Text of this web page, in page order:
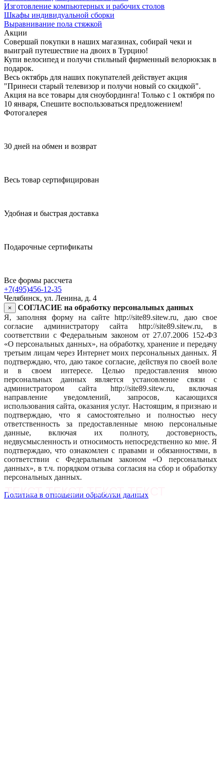
ТЕКСТ ТЕКСТ ТЕКСТ ТЕКСТ
Изготовление компьютерных и рабочих столов
Шкафы индивидуальной сборки
Выравнивание пола стяжкой
Акции
Совершай покупки в наших магазинах, собирай чеки и
выиграй путешествие на двоих в Турцию!
Купи велосипед и получи стильный фирменный велорюкзак в
подарок.
Весь октябрь для наших покупателей действует акция
"Принеси старый телевизор и получи новый со скидкой".
Акция на все товары для сноубординга! Только с 1 октября по
10 января, Спешите воспользоваться предложением!
Фотогалерея
30 дней на обмен и возврат
Весь товар сертифицирован
Удобная и быстрая доставка
Подарочные сертификаты
Все формы рассчета
+7(495)456-12-35
Челябинск, ул. Ленина, д. 4
×
СОГЛАСИЕ на обработку персональных данных
Я, заполняя форму на сайте http://site89.sitew.ru, даю свое
согласие администратору сайта http://site89.sitew.ru, в
соответствии с Федеральным законом от 27.07.2006 152-ФЗ
«О персональных данных», на обработку, хранение и передачу
третьим лицам через Интернет моих персональных данных. Я
подтверждаю, что, даю такое согласие, действуя по своей воле
и в своем интересе. Целью предоставления мною
персональных данных является установление связи с
администратором сайта http://site89.sitew.ru, включая
направление уведомлений, запросов, касающихся
использования сайта, оказания услуг. Настоящим, я признаю и
подтверждаю, что я самостоятельно и полностью несу
ответственность за предоставленные мною персональные
данные, включая их полноту, достоверность,
недвусмысленность и относимость непосредственно ко мне. Я
подтверждаю, что ознакомлен с правами и обязанностями, в
соответствии с Федеральным законом «О персональных
данных», в т.ч. порядком отзыва согласия на сбор и обработку
персональных данных.
Политика в отношении обработки данных